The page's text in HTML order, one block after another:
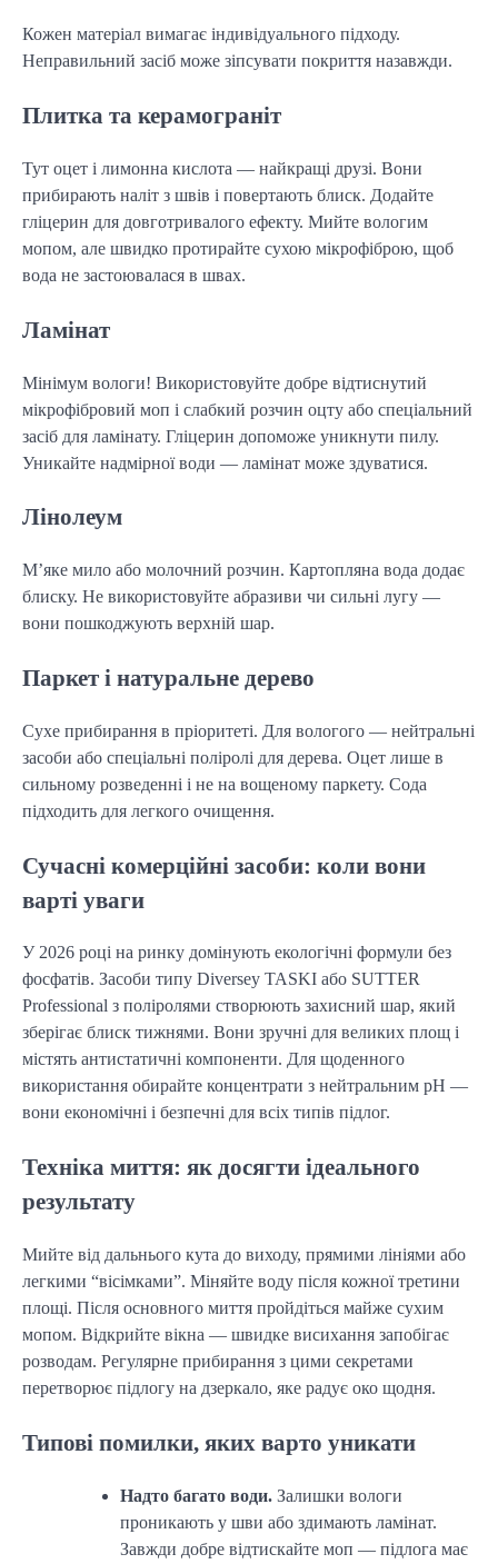
Кожен матеріал вимагає індивідуального підходу.
Неправильний засіб може зіпсувати покриття назавжди.
Плитка та керамограніт
Тут оцет і лимонна кислота — найкращі друзі. Вони
прибирають наліт з швів і повертають блиск. Додайте
гліцерин для довготривалого ефекту. Мийте вологим
мопом, але швидко протирайте сухою мікрофіброю, щоб
вода не застоювалася в швах.
Ламінат
Мінімум вологи! Використовуйте добре відтиснутий
мікрофібровий моп і слабкий розчин оцту або спеціальний
засіб для ламінату. Гліцерин допоможе уникнути пилу.
Уникайте надмірної води — ламінат може здуватися.
Лінолеум
М’яке мило або молочний розчин. Картопляна вода додає
блиску. Не використовуйте абразиви чи сильні лугу —
вони пошкоджують верхній шар.
Паркет і натуральне дерево
Сухе прибирання в пріоритеті. Для вологого — нейтральні
засоби або спеціальні поліролі для дерева. Оцет лише в
сильному розведенні і не на вощеному паркету. Сода
підходить для легкого очищення.
Сучасні комерційні засоби: коли вони
варті уваги
У 2026 році на ринку домінують екологічні формули без
фосфатів. Засоби типу Diversey TASKI або SUTTER
Professional з поліролями створюють захисний шар, який
зберігає блиск тижнями. Вони зручні для великих площ і
містять антистатичні компоненти. Для щоденного
використання обирайте концентрати з нейтральним pH —
вони економічні і безпечні для всіх типів підлог.
Техніка миття: як досягти ідеального
результату
Мийте від дальнього кута до виходу, прямими лініями або
легкими “вісімками”. Міняйте воду після кожної третини
площі. Після основного миття пройдіться майже сухим
мопом. Відкрийте вікна — швидке висихання запобігає
розводам. Регулярне прибирання з цими секретами
перетворює підлогу на дзеркало, яке радує око щодня.
Типові помилки, яких варто уникати
Надто багато води. Залишки вологи
проникають у шви або здимають ламінат.
Завжди добре відтискайте моп — підлога має